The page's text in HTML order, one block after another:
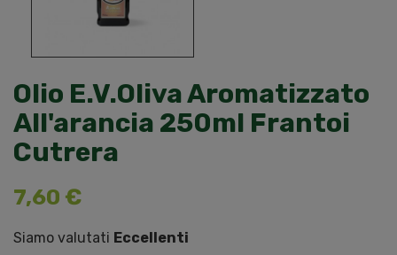
Olio E.v.oliva Aromatizzato
All'arancia 250ml Frantoi
Cutrera
7,60 €
Siamo valutati Eccellenti